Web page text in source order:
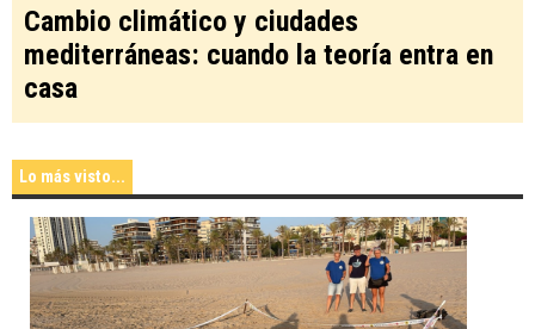
Cambio climático y ciudades
mediterráneas: cuando la teoría entra en
casa
Lo más visto...